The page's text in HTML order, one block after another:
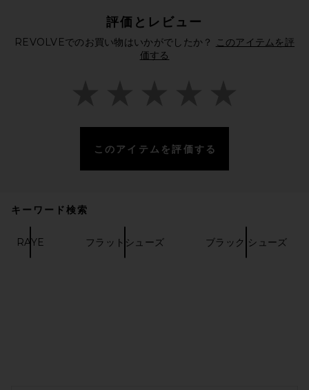
THE ATTICO Kali Ballerina in
評価とレビュー
REVOLVEでのお買い物はいかがでしたか？
このアイテムを評
価する
このアイテムを評価する
キーワード検索
RAYE フラットシューズ ブラック シューズ